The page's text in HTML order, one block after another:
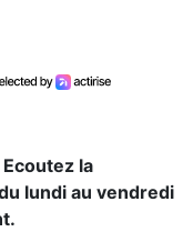
la
lundi au vendredi